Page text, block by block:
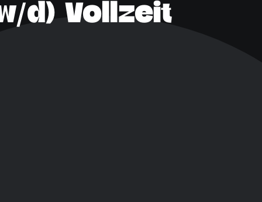
d) Vollzeit